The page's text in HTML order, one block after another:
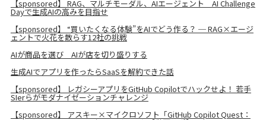
【sponsored】 RAG、マルチモーダル、AIエージェント AI Challenge
Dayで生成AIの高みを目指せ
【sponsored】 “買いたくなる体験”をAIでどう作る？ ─ RAG×エージ
ェントで火花を散らす12社の挑戦
AIが商品を選び AIが店を切り盛りする
生成AIでアプリを作ったらSaaSを解約できた話
【sponsored】 レガシーアプリをGitHub Copilotでハックせよ！ 若手
SIerらがモダナイゼーションチャレンジ
【sponsored】 アスキー×マイクロソフト「GitHub Copilot Quest：